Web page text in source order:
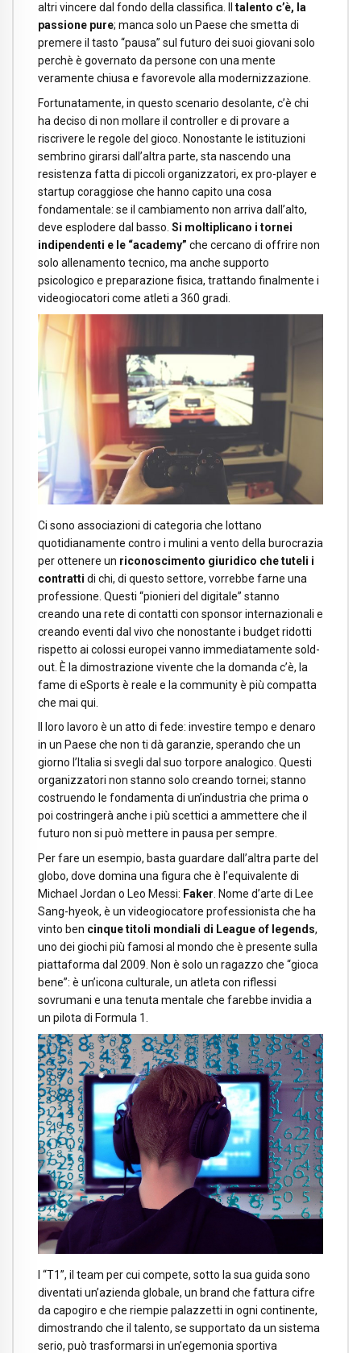
altri vincere dal fondo della classifica. Il talento c’è, la
passione pure; manca solo un Paese che smetta di
premere il tasto “pausa” sul futuro dei suoi giovani solo
perchè è governato da persone con una mente
veramente chiusa e favorevole alla modernizzazione.
Fortunatamente, in questo scenario desolante, c’è chi
ha deciso di non mollare il controller e di provare a
riscrivere le regole del gioco. Nonostante le istituzioni
sembrino girarsi dall’altra parte, sta nascendo una
resistenza fatta di piccoli organizzatori, ex pro-player e
startup coraggiose che hanno capito una cosa
fondamentale: se il cambiamento non arriva dall’alto,
deve esplodere dal basso. Si moltiplicano i tornei
indipendenti e le “academy” che cercano di offrire non
solo allenamento tecnico, ma anche supporto
psicologico e preparazione fisica, trattando finalmente i
videogiocatori come atleti a 360 gradi.
Ci sono associazioni di categoria che lottano
quotidianamente contro i mulini a vento della burocrazia
per ottenere un riconoscimento giuridico che tuteli i
contratti di chi, di questo settore, vorrebbe farne una
professione. Questi “pionieri del digitale” stanno
creando una rete di contatti con sponsor internazionali e
creando eventi dal vivo che nonostante i budget ridotti
rispetto ai colossi europei vanno immediatamente sold-
out. È la dimostrazione vivente che la domanda c’è, la
fame di eSports è reale e la community è più compatta
che mai qui.
Il loro lavoro è un atto di fede: investire tempo e denaro
in un Paese che non ti dà garanzie, sperando che un
giorno l’Italia si svegli dal suo torpore analogico. Questi
organizzatori non stanno solo creando tornei; stanno
costruendo le fondamenta di un’industria che prima o
poi costringerà anche i più scettici a ammettere che il
futuro non si può mettere in pausa per sempre.
Per fare un esempio, basta guardare dall’altra parte del
globo, dove domina una figura che è l’equivalente di
Michael Jordan o Leo Messi: Faker. Nome d’arte di Lee
Sang-hyeok, è un videogiocatore professionista che ha
vinto ben cinque titoli mondiali di League of legends,
uno dei giochi più famosi al mondo che è presente sulla
piattaforma dal 2009. Non è solo un ragazzo che “gioca
bene”: è un’icona culturale, un atleta con riflessi
sovrumani e una tenuta mentale che farebbe invidia a
un pilota di Formula 1.
I “T1”, il team per cui compete, sotto la sua guida sono
diventati un’azienda globale, un brand che fattura cifre
da capogiro e che riempie palazzetti in ogni continente,
dimostrando che il talento, se supportato da un sistema
serio, può trasformarsi in un’egemonia sportiva